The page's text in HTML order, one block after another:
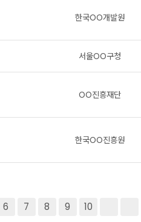
한국OO개발원
서울OO구청
OO진흥재단
한국OO진흥원
6 7 8 9 10